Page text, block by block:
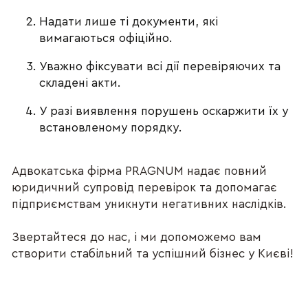
Надати лише ті документи, які
вимагаються офіційно.
Уважно фіксувати всі дії перевіряючих та
складені акти.
У разі виявлення порушень оскаржити їх у
встановленому порядку.
Адвокатська фірма PRAGNUM надає повний
юридичний супровід перевірок та допомагає
підприємствам уникнути негативних наслідків.
Звертайтеся до нас, і ми допоможемо вам
створити стабільний та успішний бізнес у Києві!